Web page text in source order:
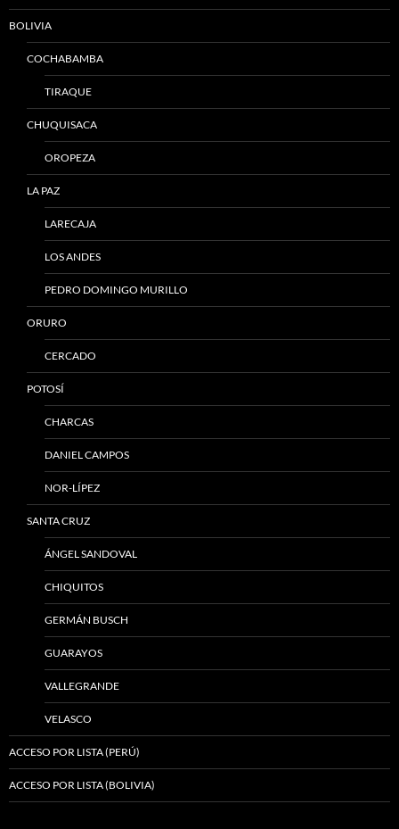
BOLIVIA
COCHABAMBA
TIRAQUE
CHUQUISACA
OROPEZA
LA PAZ
LARECAJA
LOS ANDES
PEDRO DOMINGO MURILLO
ORURO
CERCADO
POTOSÍ
CHARCAS
DANIEL CAMPOS
NOR-LÍPEZ
SANTA CRUZ
ÁNGEL SANDOVAL
CHIQUITOS
GERMÁN BUSCH
GUARAYOS
VALLEGRANDE
VELASCO
ACCESO POR LISTA (PERÚ)
ACCESO POR LISTA (BOLIVIA)